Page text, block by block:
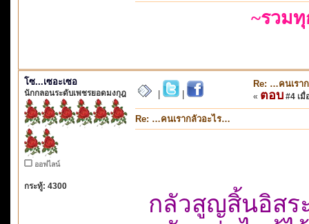
~รวม
โซ...เซอะเซอ
นักกลอนระดับเพชรยอดมงกุฎ
ออฟไลน์
กระทู้: 4300
Re: …คนเรา
« ตอบ #4 เมื่
Re: …คนเรากลัวอะไร…
กลัวสูญสิ้นอิสร